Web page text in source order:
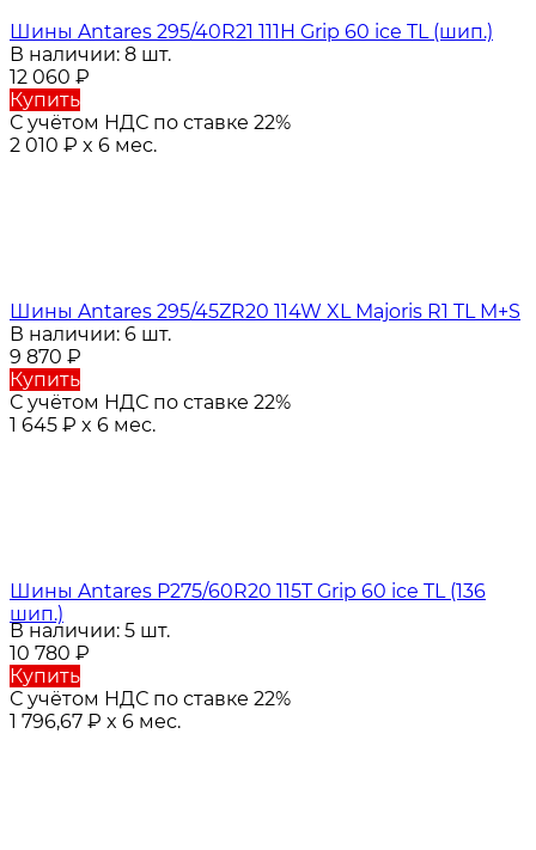
Шины Antares 295/40R21 111H Grip 60 ice TL (шип.)
В наличии: 8 шт.
12 060 ₽
Купить
С учётом НДС по ставке 22%
2 010 ₽ x 6 мес.
Шины Antares 295/45ZR20 114W XL Majoris R1 TL M+S
В наличии: 6 шт.
9 870 ₽
Купить
С учётом НДС по ставке 22%
1 645 ₽ x 6 мес.
Шины Antares P275/60R20 115T Grip 60 ice TL (136
шип.)
В наличии: 5 шт.
10 780 ₽
Купить
С учётом НДС по ставке 22%
1 796,67 ₽ x 6 мес.